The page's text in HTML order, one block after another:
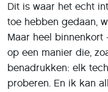
Dit is waar het echt
toe hebben gedaan,
Maar heel
op een manier die,
benadrukken: elk
proberen. En ik kan